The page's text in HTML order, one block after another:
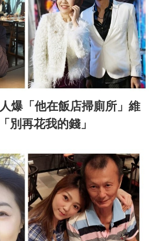
爆「他在飯店掃廁所」維
再花我的錢」